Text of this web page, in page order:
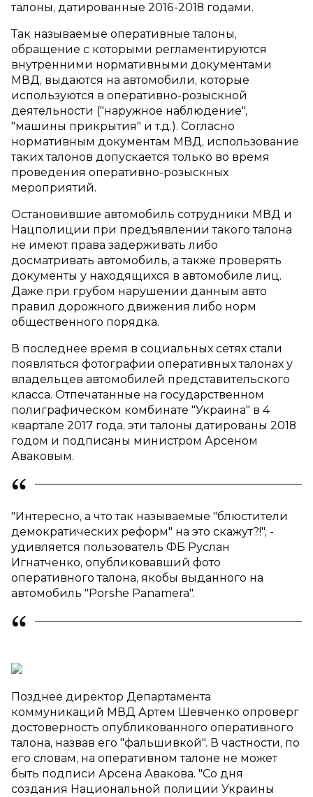
талоны, датированные 2016-2018 годами.
Так называемые оперативные талоны,
обращение с которыми регламентируются
внутренними нормативными документами
МВД, выдаются на автомобили, которые
используются в оперативно-розыскной
деятельности ("наружное наблюдение",
"машины прикрытия" и т.д.). Согласно
нормативным документам МВД, использование
таких талонов допускается только во время
проведения оперативно-розыскных
мероприятий.
Остановившие автомобиль сотрудники МВД и
Нацполиции при предъявлении такого талона
не имеют права задерживать либо
досматривать автомобиль, а также проверять
документы у находящихся в автомобиле лиц.
Даже при грубом нарушении данным авто
правил дорожного движения либо норм
общественного порядка.
В последнее время в социальных сетях стали
появляться фотографии оперативных талонах у
владельцев автомобилей представительского
класса. Отпечатанные на государственном
полиграфическом комбинате "Украина" в 4
квартале 2017 года, эти талоны датированы 2018
годом и подписаны министром Арсеном
Аваковым.
"Интересно, а что так называемые "блюстители
демократических реформ" на это скажут?!", -
удивляется пользователь ФБ Руслан
Игнатченко, опубликовавший фото
оперативного талона, якобы выданного на
автомобиль "Porshe Panamera".
Позднее директор Департамента
коммуникаций МВД Артем Шевченко опроверг
достоверность опубликованного оперативного
талона, назвав его "фальшивкой". В частности, по
его словам, на оперативном талоне не может
быть подписи Арсена Авакова. "Со дня
создания Национальной полиции Украины